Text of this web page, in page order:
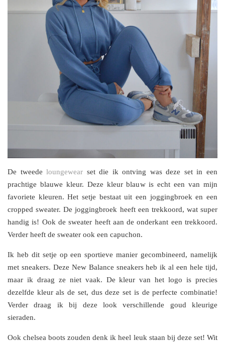
De tweedeloungewear set die ik ontving was deze set in een
prachtige blauwe kleur. Deze kleur blauw is echt een van mijn
favoriete kleuren. Het setje bestaat uit een joggingbroek en een
cropped sweater. De joggingbroek heeft een trekkoord, wat super
handig is! Ook de sweater heeft aan de onderkant een trekkoord.
Verder heeft de sweater ook een capuchon.
Ik heb dit setje op een sportieve manier gecombineerd, namelijk
met sneakers. Deze New Balance sneakers heb ik al een hele tijd,
maar ik draag ze niet vaak. De kleur van het logo is precies
dezelfde kleur als de set, dus deze set is de perfecte combinatie!
Verder draag ik bij deze look verschillende goud kleurige
sieraden.
Ook chelsea boots zouden denk ik heel leuk staan bij deze set! Wit